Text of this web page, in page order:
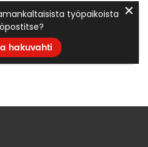
työpaikoista
hakuvahti
✕